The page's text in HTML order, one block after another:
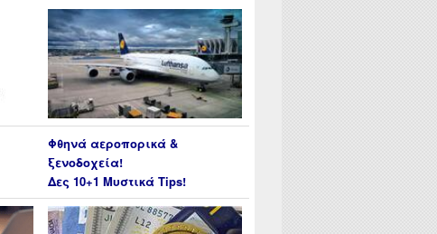
Φθηνά αεροπορικά &
ξενοδοχεία!
Δες 10+1 Μυστικά Tips!